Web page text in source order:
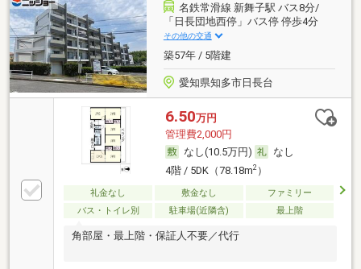
名鉄常滑線 新舞子駅 バス8分/
「日長団地西停」バス停 停歩4分
その他の交通
築57年 / 5階建
愛知県知多市日長台
6.50万円
管理費2,000円
なし(10.5万円)
なし
4階 / 5DK（78.18m2）
礼金なし 敷金なし
ファミリー
バス・トイレ別
駐車場(近隣含) 最上階
角部屋・最上階・保証人不要／代行